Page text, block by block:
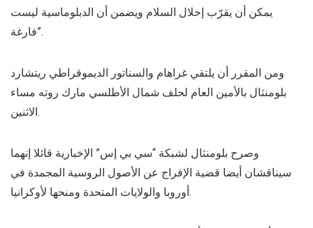
يمكن أن يقرّب إحلال السلام ويضمن أن الدبلوماسية ليست
فارغة”.
ومن المقرر أن يلتقي غراهام والسناتور الديموقراطي ريتشارد
بلومنثال بالأمين العام لحلف شمال الأطلسي مارك روته مساء
الاثنين.
وصرح بلومنثال لشبكة “سي بي إس” الإخبارية قائلا إنهما
سيناقشان أيضا قضية الإفراج عن الأصول الروسية المجمدة في
أوروبا والولايات المتحدة ومنحها لأوكرانيا.